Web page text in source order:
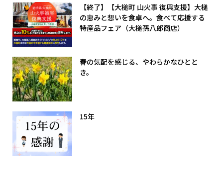
【終了】【大槌町 山火事 復興支援】大槌
の恵みと想いを食卓へ。食べて応援する
特産品フェア（大槌孫八郎商店）
春の気配を感じる、やわらかなひとと
き。
15年